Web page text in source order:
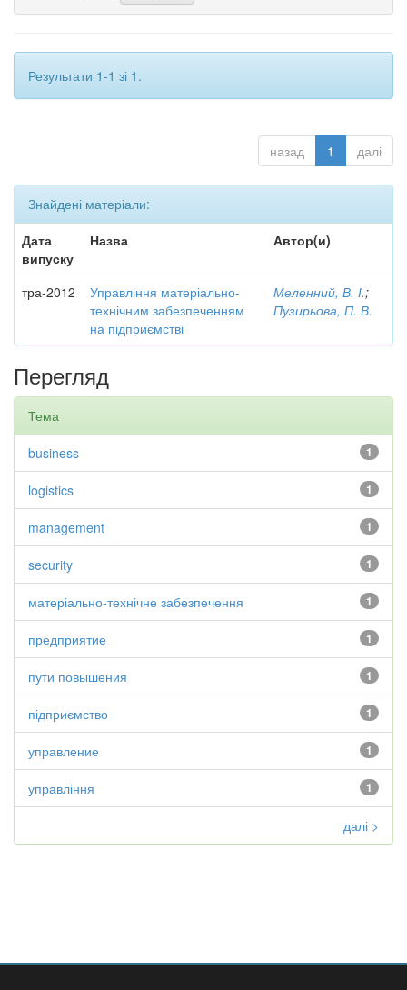
Результати 1-1 зі 1.
назад 1 далі
Знайдені матеріали:
Дата
випуску
Назва Автор(и)
тра-2012
Управління матеріально-
технічним забезпеченням
на підприємстві
Меленний, В. І.;
Пузирьова, П. В.
Перегляд
Тема
1
business
1
logistics
1
management
1
security
1
матеріально-технічне забезпечення
1
предприятие
1
пути повышения
1
підприємство
1
управление
1
управління
далі >